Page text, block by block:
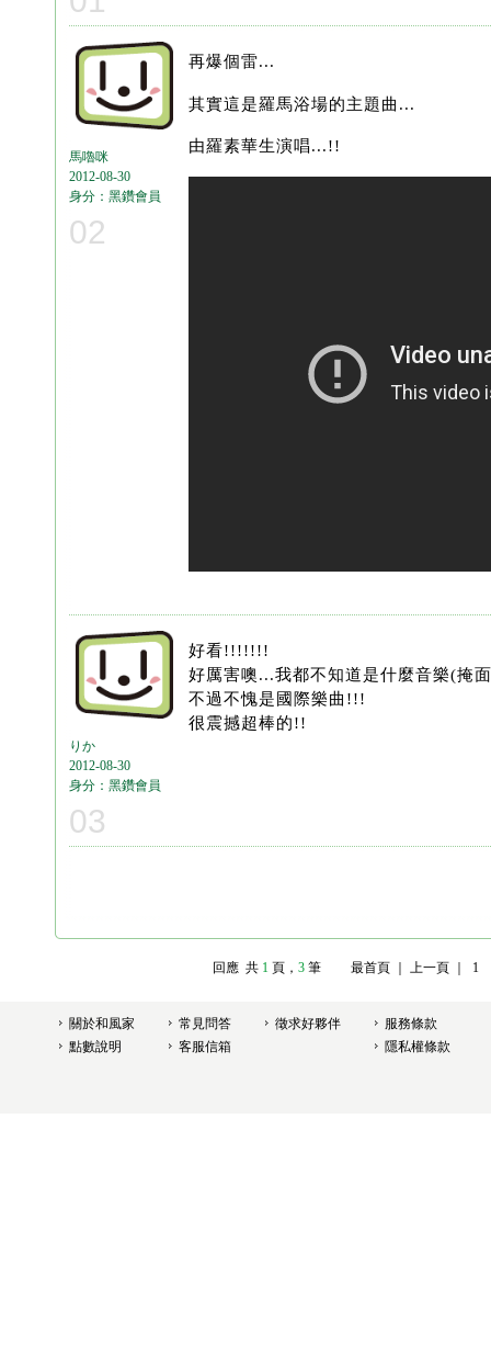
馬嚕咪
2012-08-30
身分：黑鑽會員
02
再爆個雷...
其實這是羅馬浴場的主題曲...
由羅素華生演唱...!!
りか
2012-08-30
身分：黑鑽會員
03
好看!!!!!!!
好厲害噢...我都不知道是什麼音樂(掩
不過不愧是國際樂曲!!!
很震撼超棒的!!
回應 共 1 頁 ， 3 筆 最首頁 ｜ 上一頁 ｜ 1
關於和風家
點數說明
常見問答
客服信箱
徵求好夥伴
服務條款
隱私權條款